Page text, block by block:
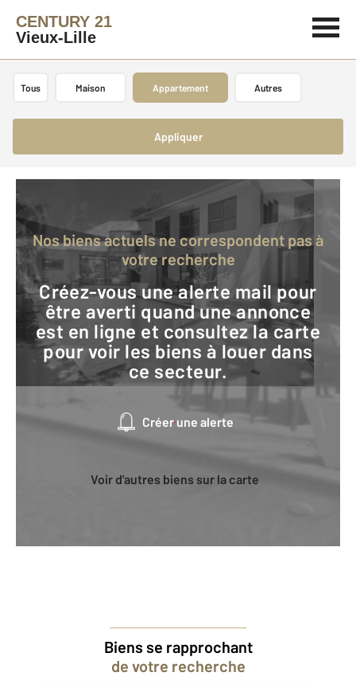
CENTURY 21
Vieux-Lille
Tous Maison Appartement Autres
Appliquer
Nos biens actuels ne correspondent pas à
votre recherche
Créez-vous une alerte mail pour
être averti quand une annonce
est en ligne et consultez la carte
pour voir les biens à louer dans
ce secteur.
Créer une alerte
Voir d'autres biens sur la carte
Biens se rapprochant
de votre recherche